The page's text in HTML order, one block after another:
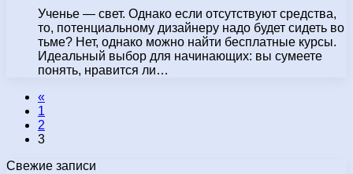
Ученье — свет. Однако если отсутствуют средства,
то, потенциальному дизайнеру надо будет сидеть во
тьме? Нет, однако можно найти бесплатные курсы.
Идеальный выбор для начинающих: вы сумеете
понять, нравится ли…
«
1
2
3
Свежие записи